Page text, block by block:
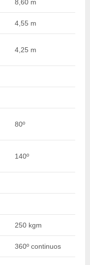
8,60 m
4,55 m
4,25 m
80º
140º
250 kgm
360º continuos